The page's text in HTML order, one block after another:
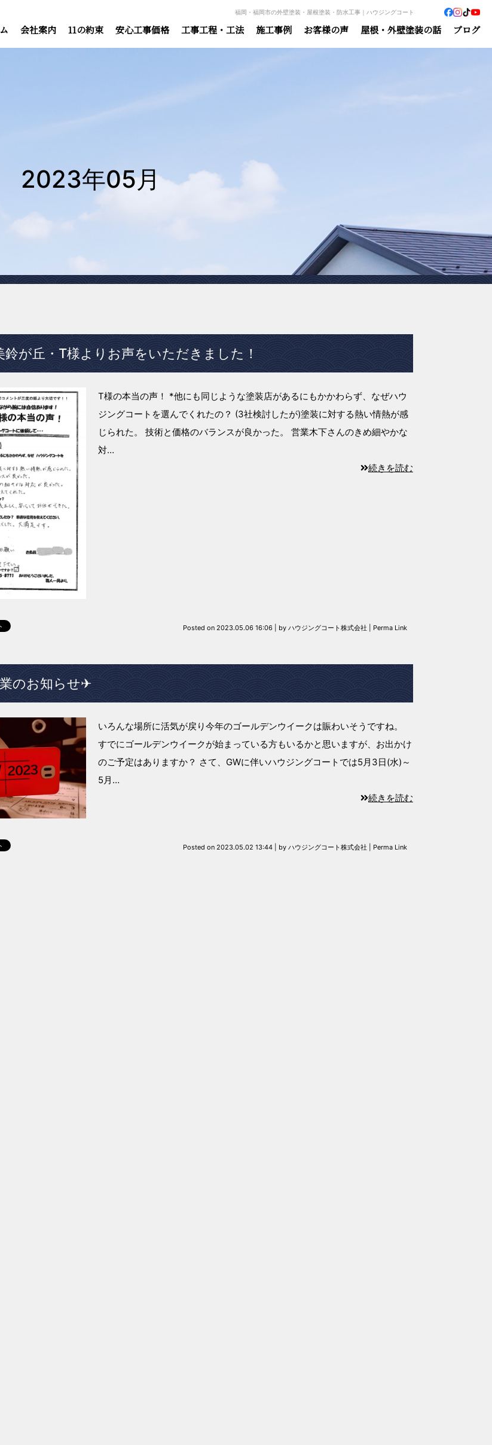
福岡・福岡市の外壁塗装・屋根塗装・防水工事｜ハウジングコート
会社案内 11の約束 安心工事価格 工事工程・工法 施工事例 お客様の声 屋根・外壁塗装の話 ブログ
2023年05月
鈴が丘・T様よりお声をいただきました！
T様の本当の声！ *他にも同じような塗装店があるにもかかわらず、なぜハウ
ジングコートを選んでくれたの？ (3社検討したが)塗装に対する熱い情熱が感
じられた。 技術と価格のバランスが良かった。 営業木下さんのきめ細やかな
対…
続きを読む
Posted on 2023.05.06 16:06| by ハウジングコート株式会社 Perma Link
のお知らせ✈
いろんな場所に活気が戻り今年のゴールデンウイークは賑わいそうですね。
すでにゴールデンウイークが始まっている方もいるかと思いますが、お出かけ
のご予定はありますか？ さて、GWに伴いハウジングコートでは5月3日(水)～
5月…
続きを読む
Posted on 2023.05.02 13:44| by ハウジングコート株式会社 Perma Link